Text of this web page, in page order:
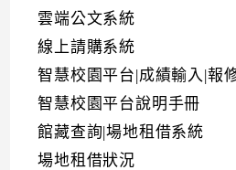
雲端公文系統
線上請購系統
智慧校園平台|成績輸入|報
智慧校園平台說明手冊
館藏查詢|場地租借系統
場地租借狀況